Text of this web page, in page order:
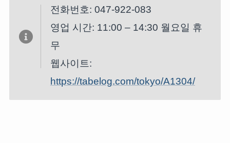
전화번호: 047-922-083
영업 시간: 11:00 – 14:30 월요일 휴
무
웹사이트:
https://tabelog.com/tokyo/A1304/